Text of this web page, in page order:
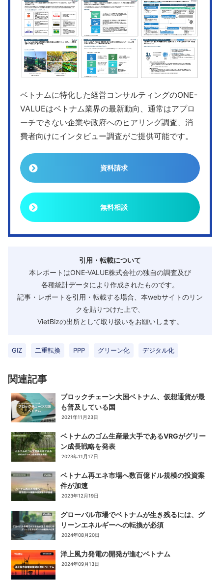
ベトナムに特化した経営コンサルティングのONE-
VALUEはベトナム業界の最新動向、通常はアプロ
ーチできない企業や政府へのヒアリング調査、消
費者向けにインタビュー調査がご提供可能です。
資料請求
無料相談
引用・転載について
本レポートはONE-VALUE株式会社の独自の調査及び
各種統計データにより作成されたものです。
記事・レポートを引用・転載する場合、本webサイトのリン
クを貼りつけた上で、
VietBizの出所として取り扱いをお願いします。
GIZ 二重転換 PPP グリーン化 デジタル化
関連記事
ブロックチェーン大国ベトナム、仮想通貨が最
も普及している国
2021年11月23日
ベトナムのゴム生産最大手であるVRGがグリー
ン成長戦略を発表
2023年11月17日
ベトナム再エネ市場へ数百億ドル規模の投資案
件が加速
2023年12月19日
グローバル市場でベトナムが生き残るには、グ
リーンエネルギーへの転換が必須
2024年08月20日
洋上風力発電の開発が進むベトナム
2024年09月13日